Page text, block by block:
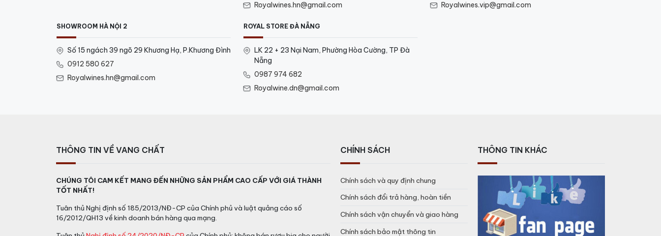
Màu sắc:
Rượu có màu vàng óng ánh, sáng bóng và đẹp mắt
Hương thơm:
hương vị hòa quyện của trái cây khô, hương hoa cho đến các nốt gia vị cay cùng mùi khói đặc trưng.
Hương vị:Vị sô cô la đen dịu nhẹ mang đến hương hoa thanh lịch và một làn khói ngọt ngào, êm dịu.Vị rượu cân bằng và tròn đầy, có hương vị
của trái cây chín, mật ong, caramen và gia vị, kết thúc bằng hậu vị dài và ấm áp
Giá Rượu Chivas Royal Salute 24 Năm bao nhiêu?
Royalwines.hn@gmail.com
Royalwines.vip@gmail.com
SHOWROOM HÀ NỘI 2
Số 15 ngách 39 ngõ 29 Khương Hạ, P.Khương Đình
0912 580 627
Royalwines.hn@gmail.com
ROYAL STORE ĐÀ NẴNG
LK 22 + 23 Nại Nam, Phường Hòa Cường, TP Đà
Nẵng
0987 974 682
Royalwine.dn@gmail.com
THÔNG TIN VỀ VANG CHẤT
CHÚNG TÔI CAM KẾT MANG ĐẾN NHỮNG SẢN PHẨM CAO CẤP VỚI GIÁ THÀNH
TỐT NHẤT!
Tuân thủ Nghị định số 185/2013/NĐ-CP của Chính phủ và luật quảng cáo số
16/2012/QH13 về kinh doanh bán hàng qua mạng.
CHÍNH SÁCH
Chính sách và quy định chung
Chính sách đổi trả hàng, hoàn tiền
Chính sách vận chuyển và giao hàng
Chính sách bảo mật thông tin
THÔNG TIN KHÁC